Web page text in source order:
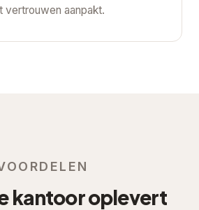
vertrouwen aanpakt.
kantoor oplevert